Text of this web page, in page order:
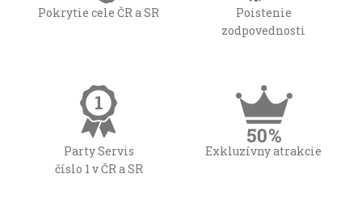
Pokrytie cele ČR a SR
Poistenie
zodpovednosti
Party Servis
číslo 1 v ČR a SR
Exkluzívny atrakcie